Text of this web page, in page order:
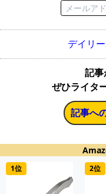
デイリ
記事
ぜひライタ
記事へ
1位 2位